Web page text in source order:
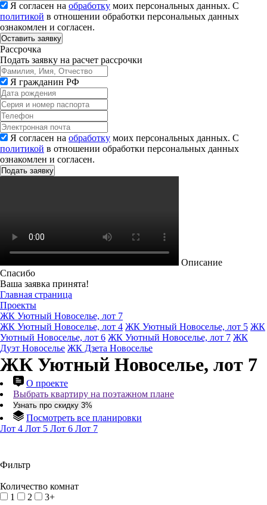
Я согласен на обработку моих персональных данных. С
политикой в отношении обработки персональных данных
ознакомлен и согласен.
Рассрочка
Подать заявку на расчет рассрочки
Я гражданин РФ
Я согласен на обработку моих персональных данных. С
политикой в отношении обработки персональных данных
ознакомлен и согласен.
Описание
Спасибо
Ваша заявка принята!
Главная страница
Проекты
ЖК Уютный Новоселье, лот 7
ЖК Уютный Новоселье, лот 4 ЖК Уютный Новоселье, лот 5 ЖК
Уютный Новоселье, лот 6 ЖК Уютный Новоселье, лот 7 ЖК
Дуэт Новоселье ЖК Дзета Новоселье
ЖК Уютный Новоселье, лот 7
О проекте
Выбрать квартиру на поэтажном плане
Узнать про скидку 3%
Посмотреть все планировки
Лот 4 Лот 5 Лот 6 Лот 7
Фильтр
Количество комнат
1
2
3+